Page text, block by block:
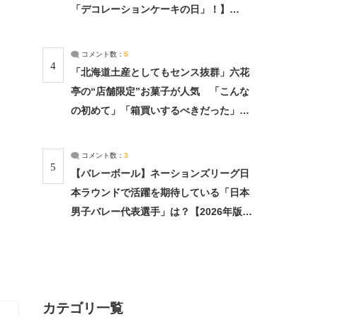
「デコレーションケーキの日」！】
4
コメント数： 5
「北海道土産としてもセンス抜群」六花
亭の“店舗限定”お菓子が人気 「こんな
の初めて」「箱買いするべきだった」
5
コメント数： 3
【バレーボール】ネーションズリーグ日
本ラウンドで活躍を期待している「日本
男子バレー代表選手」は？【2026年版・
カテゴリ一覧